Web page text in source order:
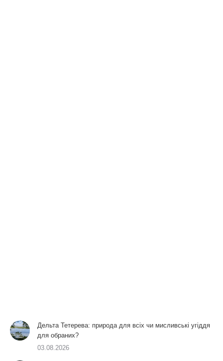
Дельта Тетерева: природа для всіх чи мисливські угіддя
для обраних?
03.08.2026